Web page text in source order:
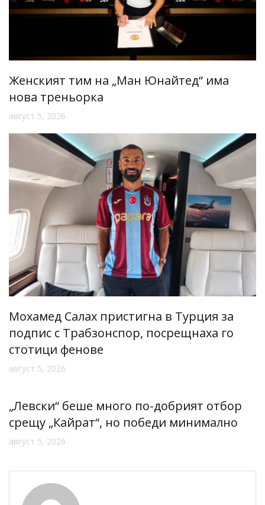
Женският тим на „Ман Юнайтед“ има
нова треньорка
август 5, 2026
Мохамед Салах пристигна в Турция за
подпис с Трабзонспор, посрещнаха го
стотици фенове
август 5, 2026
„Левски“ беше много по-добрият отбор
срещу „Кайрат“, но победи минимално
август 5, 2026